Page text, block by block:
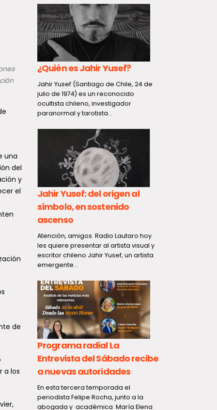
una
del
y
el
de
a los
y
el...
¿Quién es Jahir Yusef?
Jahir Yusef (Santiago de Chile, 24 de
julio de 1974) es un reconocido
ocultista chileno, investigador
paranormal y tarotista...
Jahir Yusef: del origen al
símbolo, en sostenido
ascenso
Atención, amigos. Radio Lautaro hoy
les quiere presentar al artista visual y
escritor chileno Jahir Yusef, un artista
emergente...
Programa radial La
Entrevista del Sábado recibe
a nuevas autoridades
En esta tercera temporada el
periodista Felipe Rocha, junto a la
abogada y académica María Elena